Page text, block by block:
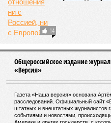
14
Общероссийское издание
«Версия»
Газета «Наша версия» основана
расследований. Официальный сайт
штатных и внештатных журналистов
событиями и новостями,